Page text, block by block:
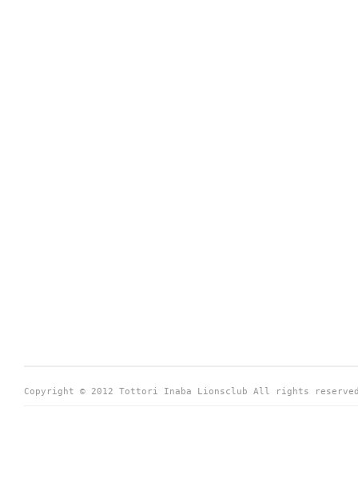
Copyright © 2012 Tottori Inaba Lionsclub All rights